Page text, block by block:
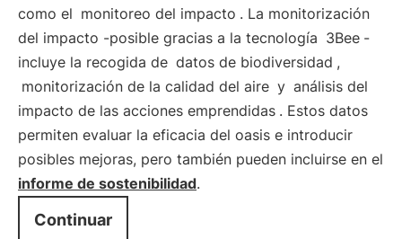
como el monitoreo del impacto . La monitorización
del impacto -posible gracias a la tecnología 3Bee -
incluye la recogida de datos de biodiversidad ,
monitorización de la calidad del aire y análisis del
impacto de las acciones emprendidas . Estos datos
permiten evaluar la eficacia del oasis e introducir
posibles mejoras, pero también pueden incluirse en el
informe de sostenibilidad.
Continuar